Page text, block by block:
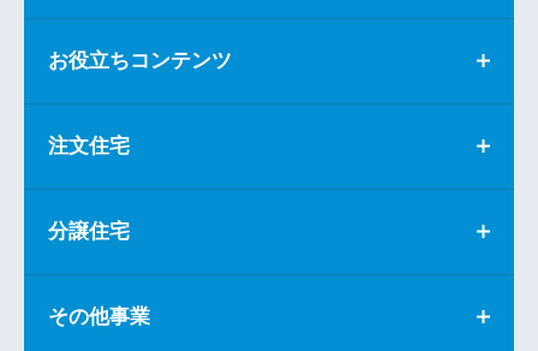
お役立ちコンテンツ
注文住宅
分譲住宅
その他事業